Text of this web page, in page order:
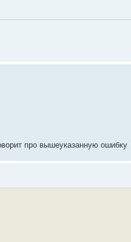
про вышеуказанную ошибку